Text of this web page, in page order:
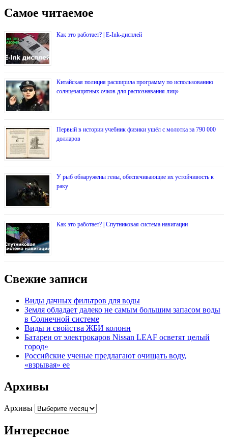
Самое читаемое
Как это работает? | E-Ink-дисплей
Китайская полиция расширила программу по использованию
солнцезащитных очков для распознавания лиц»
Первый в истории учебник физики ушёл с молотка за 790 000
долларов
У рыб обнаружены гены, обеспечивающие их устойчивость к
раку
Как это работает? | Спутниковая система навигации
Свежие записи
Виды дачных фильтров для воды
Земля обладает далеко не самым большим запасом воды
в Солнечной системе
Виды и свойства ЖБИ колонн
Батареи от электрокаров Nissan LEAF осветят целый
город»
Российские ученые предлагают очищать воду,
«взрывая» ее
Архивы
Архивы
Интересное